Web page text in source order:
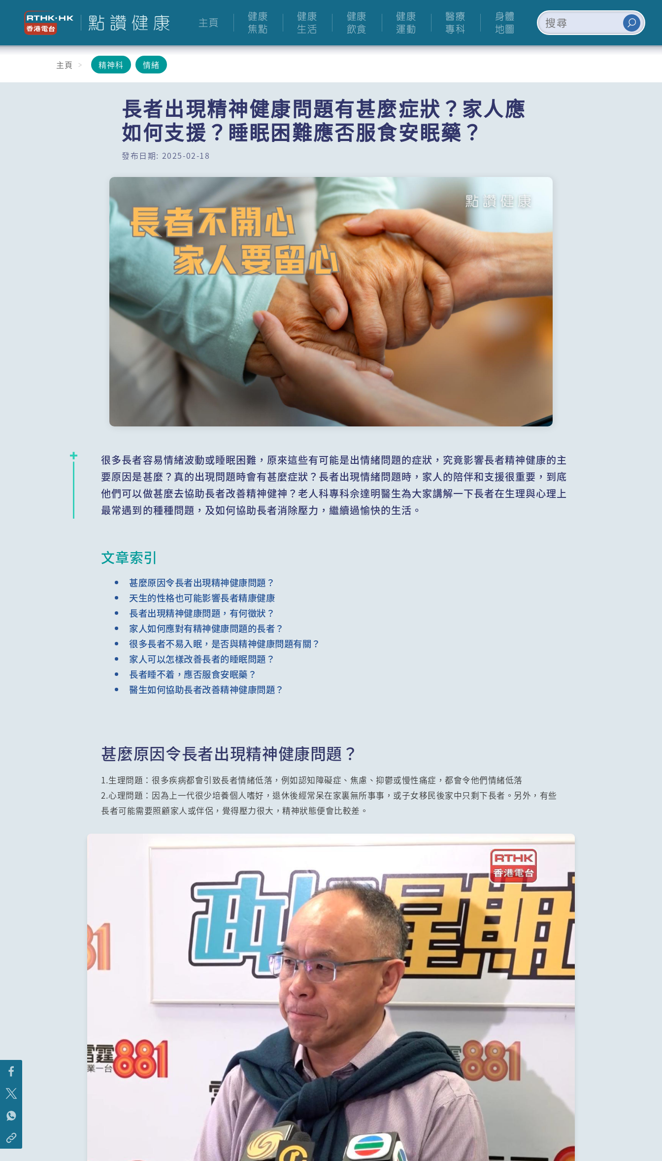
主頁
健康
焦點
健康
生活
健康
飲食
健康
運動
醫療
專科
身體
地圖
主頁 精神科 情緒
長者出現精神健康問題有甚麼症狀？家人應
如何支援？睡眠困難應否服食安眠藥？
發布日期: 2025-02-18
很多長者容易情緒波動或睡眠困難，原來這些有可能是出情緒問題的症狀，究竟影響長者精神健康的主
要原因是甚麼？真的出現問題時會有甚麼症狀？長者出現情緒問題時，家人的陪伴和支援很重要，到底
他們可以做甚麼去協助長者改善精神健神？老人科專科佘達明醫生為大家講解一下長者在生理與心理上
最常遇到的種種問題，及如何協助長者消除壓力，繼續過愉快的生活。
文章索引
甚麼原因令長者出現精神健康問題？
天生的性格也可能影響長者精康健康
長者出現精神健康問題，有何徵狀？
家人如何應對有精神健康問題的長者？
很多長者不易入眠，是否與精神健康問題有關？
家人可以怎樣改善長者的睡眠問題？
長者睡不着，應否服食安眠藥？
醫生如何協助長者改善精神健康問題？
甚麼原因令長者出現精神健康問題？
1.生理問題：很多疾病都會引致長者情緒低落，例如認知障礙症、焦慮、抑鬱或慢性痛症，都會令他們情緒低落
2.心理問題：因為上一代很少培養個人嗜好，退休後經常呆在家裏無所事事，或子女移民後家中只剩下長者。另外，有些
長者可能需要照顧家人或伴侶，覺得壓力很大，精神狀態便會比較差。